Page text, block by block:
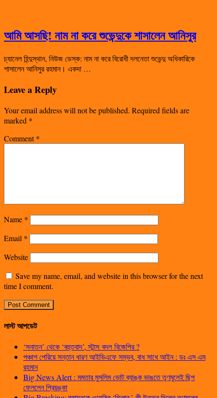
আমি আসছি! নাম না করে শুভেন্দুকে শাসালেন আনিসুর
চ্যানেল হিন্দুস্থান, নিউজ ডেস্ক: নাম না করে বিরোধী দলনেতা শুভেন্দু অধিকারিকে
শাসালেন আনিসুর রহমান। একদা …
Leave a Reply
Your email address will not be published. Required fields are
marked *
Comment*
Name *
Email *
Website
Save my name, email, and website in this browser for the next
time I comment.
লাস্ট আপডেট
‘সনাতন’ থেকে ‘বহুতবাদ’, স্টান্স বদল বিজেপির ?
পঞ্চাশ পেরিয়ে সন্তান ধারণ আইভিএফে সম্ভব, বাধ সাধে আইন : ডঃ এস এম
রহমান
Big News Alert : মমতার মুসলিম ভোট ব্যাঙ্ক ভাঙতে তৃণমূলেই ছিপ
ফেললেন প্রিয়ঙ্কা